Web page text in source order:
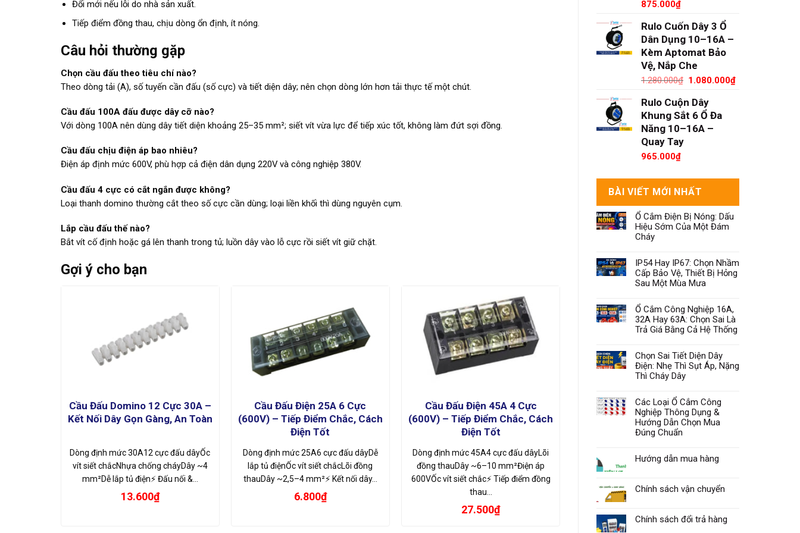
875.000₫
Rulo Cuốn Dây 3 Ổ
Dân Dụng 10–16A –
Kèm Aptomat Bảo
Vệ, Nắp Che
1.280.000₫ Giá
là:
1.280.000₫.
1.080.000₫Giá
Rulo Cuộn Dây
Khung Sắt 6 Ổ Đa
Năng 10–16A –
Quay Tay
965.000₫
BÀI VIẾT MỚI NHẤT
Ổ Cắm Điện Bị Nóng: Dấu
Hiệu Sớm Của Một Đám
Cháy
IP54 Hay IP67: Chọn Nhầm
Cấp Bảo Vệ, Thiết Bị Hỏng
Sau Một Mùa Mưa
Ổ Cắm Công Nghiệp 16A,
32A Hay 63A: Chọn Sai Là
Trả Giá Bằng Cả Hệ Thống
Chọn Sai Tiết Diện Dây
Điện: Nhẹ Thì Sụt Áp, Nặng
Thì Cháy Dây
Các Loại Ổ Cắm Công
Nghiệp Thông Dụng &
Hướng Dẫn Chọn Mua
Đúng Chuẩn
Hướng dẫn mua hàng
Chính sách vận chuyển
Chính sách đổi trả hàng
Đổi mới nếu lỗi do nhà sản xuất.
Tiếp điểm đồng thau, chịu dòng ổn định, ít nóng.
Câu hỏi thường gặp
Chọn cầu đấu theo tiêu chí nào?
Theo dòng tải (A), số tuyến cần đấu (số cực) và tiết diện dây; nên chọn dòng lớn hơn tải thực tế một chút.
Cầu đấu 100A đấu được dây cỡ nào?
Với dòng 100A nên dùng dây tiết diện khoảng 25–35 mm²; siết vít vừa lực để tiếp xúc tốt, không làm đứt sợi đồng.
Cầu đấu chịu điện áp bao nhiêu?
Điện áp định mức 600V, phù hợp cả điện dân dụng 220V và công nghiệp 380V.
Cầu đấu 4 cực có cắt ngắn được không?
Loại thanh domino thường cắt theo số cực cần dùng; loại liền khối thì dùng nguyên cụm.
Lắp cầu đấu thế nào?
Bắt vít cố định hoặc gá lên thanh trong tủ; luồn dây vào lỗ cực rồi siết vít giữ chặt.
Gợi ý cho bạn
Cầu Đấu Domino 12 Cực 30A –
Kết Nối Dây Gọn Gàng, An Toàn
Dòng định mức 30A12 cực đấu dâyỐc
vít siết chắcNhựa chống cháyDây ~4
mm²Dễ lắp tủ điện⚡ Đấu nối &…
13.600₫
Cầu Đấu Điện 25A 6 Cực
(600V) – Tiếp Điểm Chắc, Cách
Điện Tốt
Dòng định mức 25A6 cực đấu dâyDễ
lắp tủ điệnỐc vít siết chắcLõi đồng
thauDây ~2,5–4 mm²⚡ Kết nối dây…
6.800₫
Cầu Đấu Điện 45A 4 Cực
(600V) – Tiếp Điểm Chắc, Cách
Điện Tốt
Dòng định mức 45A4 cực đấu dâyLõi
đồng thauDây ~6–10 mm²Điện áp
600VỐc vít siết chắc⚡ Tiếp điểm đồng
thau…
27.500₫